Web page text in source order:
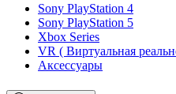
Sony PlayStation 4
Sony PlayStation 5
Xbox Series
VR ( Виртуальная
Аксессуары